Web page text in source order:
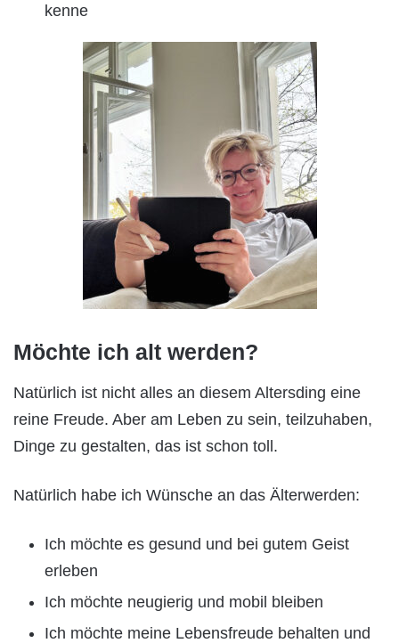
kenne
Möchte ich alt werden?
Natürlich ist nicht alles an diesem Altersding eine
reine Freude. Aber am Leben zu sein, teilzuhaben,
Dinge zu gestalten, das ist schon toll.
Natürlich habe ich Wünsche an das Älterwerden:
Ich möchte es gesund und bei gutem Geist
erleben
Ich möchte neugierig und mobil bleiben
Ich möchte meine Lebensfreude behalten und